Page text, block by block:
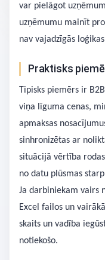
var pielāgot
uzņēmumu mainīt
nav vajadzīgās
Praktisks
Tipisks piemērs ir
viņa līguma cenas,
apmaksas
sinhronizētas ar
situācijā vērtība
no datu plūsmas
Ja darbiniekam vairs
Excel failos un
skaits un vadība
notiekošo.